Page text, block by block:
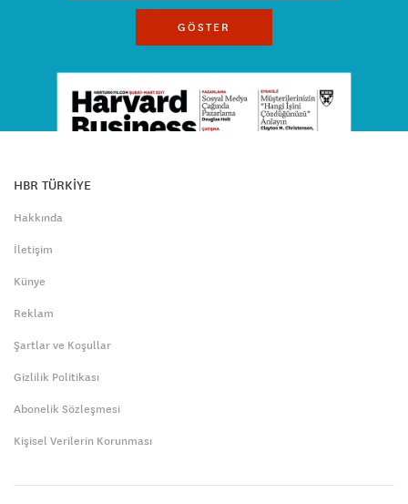
GÖSTER
HBR TÜRKİYE
Hakkında
İletişim
Künye
Reklam
Şartlar ve Koşullar
Gizlilik Politikası
Abonelik Sözleşmesi
Kişisel Verilerin Korunması